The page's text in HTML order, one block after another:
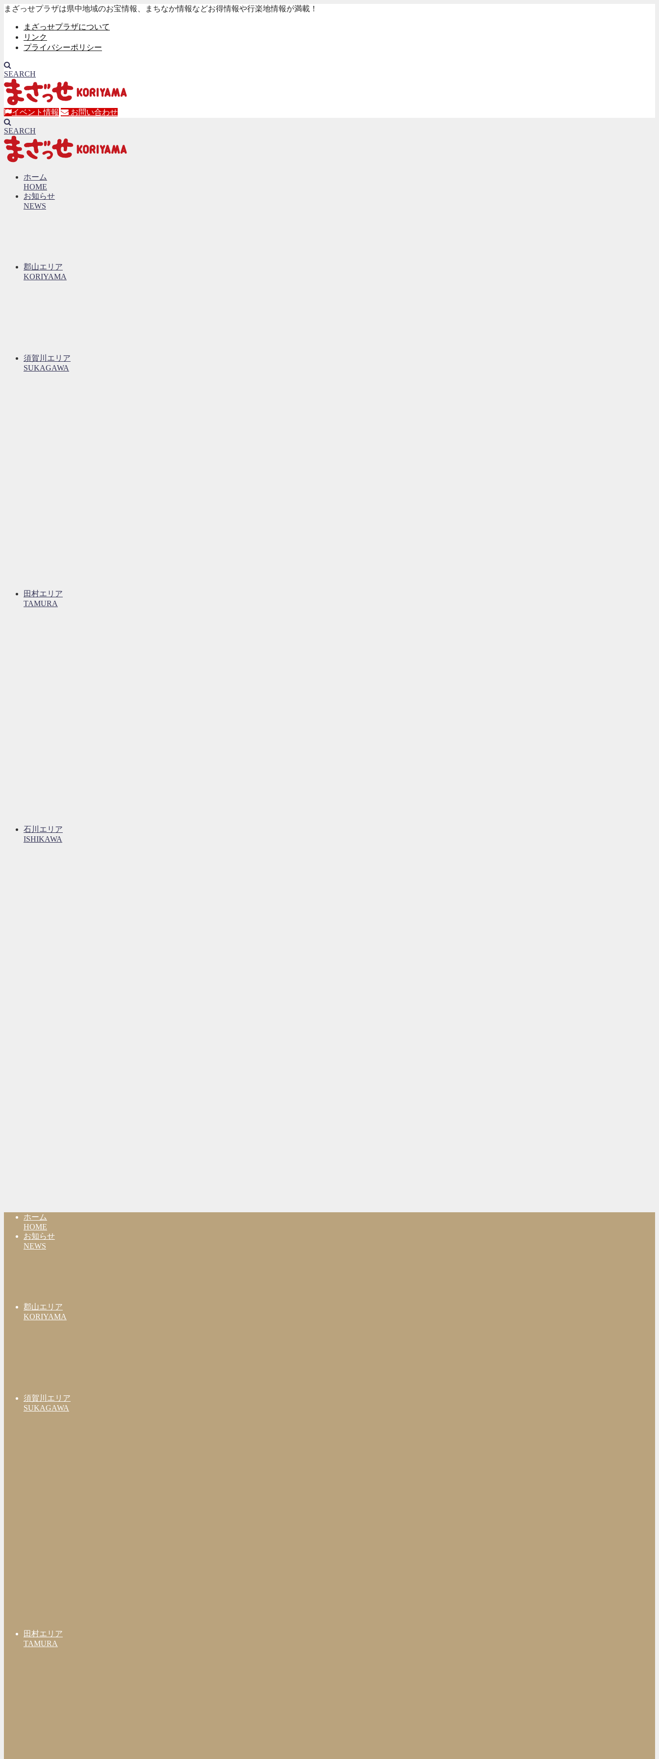
まざっせプラザは県中地域のお宝情報、まちなか情報などお得情報や行楽地情報が満載！
まざっせプラザについて
リンク
プライバシーポリシー
SEARCH
イベント情報 お問い合わせ
SEARCH
ホーム
HOME
お知らせ
NEWS
郡山エリア
KORIYAMA
須賀川エリア
SUKAGAWA
田村エリア
TAMURA
石川エリア
ISHIKAWA
ホーム
HOME
お知らせ
NEWS
郡山エリア
KORIYAMA
須賀川エリア
SUKAGAWA
田村エリア
TAMURA